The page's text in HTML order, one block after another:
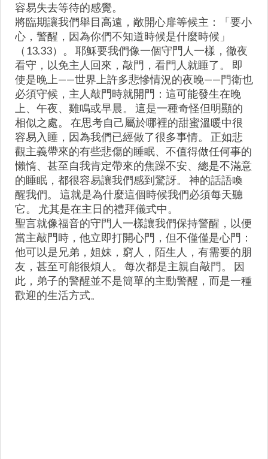
容易失去等待的感覺。
將臨期讓我們舉目高遠，敞開心扉等候主：「要小
心，警醒，因為你們不知道時候是什麼時候」
（13.33）。 耶穌要我們像一個守門人一樣，徹夜
看守，以免主人回來，敲門，看門人就睡了。 即
使是晚上——世界上許多悲慘情況的夜晚——門衛也
必須守候，主人敲門時就開門：這可能發生在晚
上、午夜、雞鳴或早晨。 這是一種奇怪但明顯的
相似之處。 在思考自己屬於哪裡的甜蜜溫暖中很
容易入睡，因為我們已經做了很多事情。 正如悲
觀主義帶來的有些悲傷的睡眠、不值得做任何事的
懶惰、甚至自我肯定帶來的焦躁不安、總是不滿意
的睡眠，都很容易讓我們感到驚訝。 神的話語喚
醒我們。 這就是為什麼這個時候我們必須每天聽
它。 尤其是在主日的禮拜儀式中。
聖言就像福音的守門人一樣讓我們保持警醒，以便
當主敲門時，他立即打開心門，但不僅僅是心門：
他可以是兄弟，姐妹，窮人，陌生人，有需要的朋
友，甚至可能很煩人。 每次都是主親自敲門。 因
此，弟子的警醒並不是簡單的主動警醒，而是一種
歡迎的生活方式。